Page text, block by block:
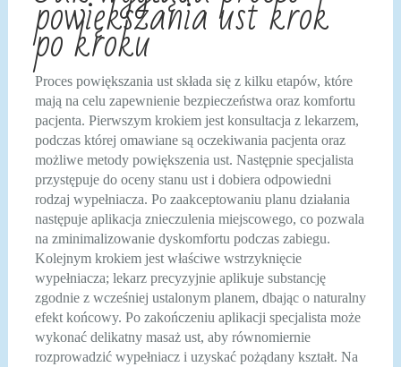
powiększania ust krok
po kroku
Proces powiększania ust składa się z kilku etapów, które
mają na celu zapewnienie bezpieczeństwa oraz komfortu
pacjenta. Pierwszym krokiem jest konsultacja z lekarzem,
podczas której omawiane są oczekiwania pacjenta oraz
możliwe metody powiększenia ust. Następnie specjalista
przystępuje do oceny stanu ust i dobiera odpowiedni
rodzaj wypełniacza. Po zaakceptowaniu planu działania
następuje aplikacja znieczulenia miejscowego, co pozwala
na zminimalizowanie dyskomfortu podczas zabiegu.
Kolejnym krokiem jest właściwe wstrzyknięcie
wypełniacza; lekarz precyzyjnie aplikuje substancję
zgodnie z wcześniej ustalonym planem, dbając o naturalny
efekt końcowy. Po zakończeniu aplikacji specjalista może
wykonać delikatny masaż ust, aby równomiernie
rozprowadzić wypełniacz i uzyskać pożądany kształt. Na